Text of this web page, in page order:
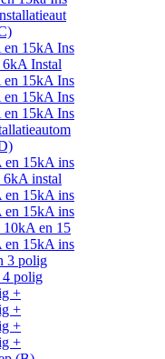
15kA Ins
Instal
15kA Ins
15kA Ins
15kA Ins
en 15kA ins
instal
en 15kA ins
en 15kA ins
en 15
en 15kA ins
3 polig
4 polig
+
+
+
+